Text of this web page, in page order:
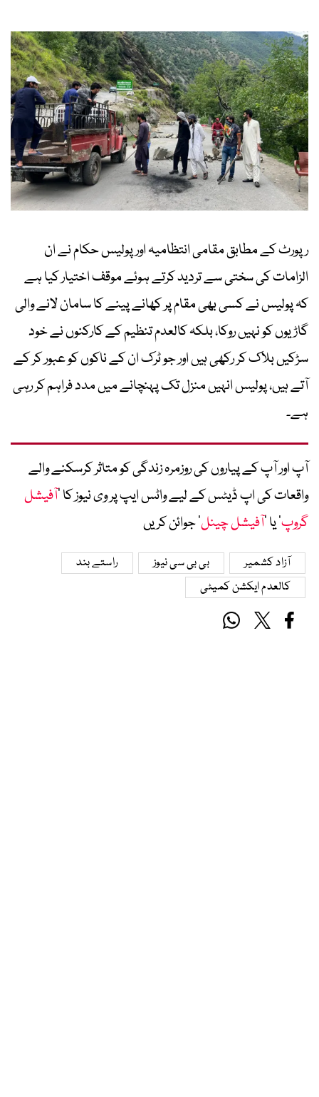
رپورٹ کے مطابق مقامی انتظامیہ اور پولیس حکام نے ان
الزامات کی سختی سے تردید کرتے ہوئے موقف اختیار کیا ہے
کہ پولیس نے کسی بھی مقام پر کھانے پینے کا سامان لانے والی
گاڑیوں کو نہیں روکا، بلکہ کالعدم تنظیم کے کارکنوں نے خود
سڑکیں بلاک کر رکھی ہیں اور جو ٹرک ان کے ناکوں کو عبور کر کے
آتے ہیں، پولیس انہیں منزل تک پہنچانے میں مدد فراہم کر رہی
ہے۔
آپ اور آپ کے پیاروں کی روزمرہ زندگی کو متاثر کرسکنے والے
واقعات کی اپ ڈیٹس کے لیے واٹس ایپ پر وی نیوز کا ’آفیشل
گروپ‘ یا ’آفیشل چینل‘ جوائن کریں
آزاد کشمیر بی بی سی نیوز
راستے بند
کالعدم ایکشن کمیٹی